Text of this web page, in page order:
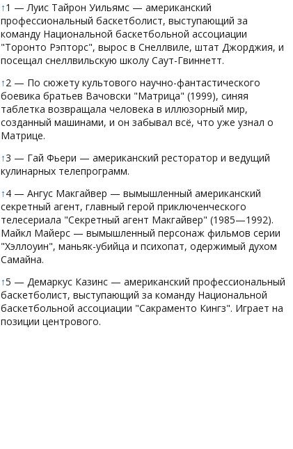
↑1 — Луис Тайрон Уильямс — американский
профессиональный баскетболист, выступающий за
команду Национальной баскетбольной ассоциации
"Торонто Рэпторс", вырос в Снеллвиле, штат Джорджия, и
посещал снеллвильскую школу Саут-Гвиннетт.
↑2 — По сюжету культового научно-фантастического
боевика братьев Вачовски "Матрица" (1999), синяя
таблетка возвращала человека в иллюзорный мир,
созданный машинами, и он забывал всё, что уже узнал о
Матрице.
↑3 — Гай Фьери — американский ресторатор и ведущий
кулинарных телепрограмм.
↑4 — Ангус Макгайвер — вымышленный американский
секретный агент, главный герой приключенческого
телесериала "Секретный агент Макгайвер" (1985—1992).
Майкл Майерс — вымышленный персонаж фильмов серии
"Хэллоуин", маньяк-убийца и психопат, одержимый духом
Самайна.
↑5 — Демаркус Казинс — американский профессиональный
баскетболист, выступающий за команду Национальной
баскетбольной ассоциации "Сакраменто Кингз". Играет на
позиции центрового.